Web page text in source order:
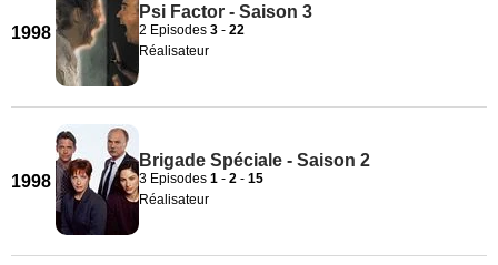
1998
Psi Factor - Saison 3
2 Episodes 3 - 22
Réalisateur
1998
Brigade Spéciale - Saison 2
3 Episodes 1 - 2 - 15
Réalisateur